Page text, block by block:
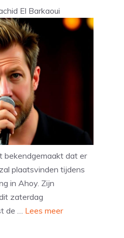
El Barkaoui
bekendgemaakt dat er
plaatsvinden tijdens
in Ahoy. Zijn
zaterdag
de … Lees meer